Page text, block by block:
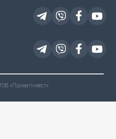
«Приватінвест»